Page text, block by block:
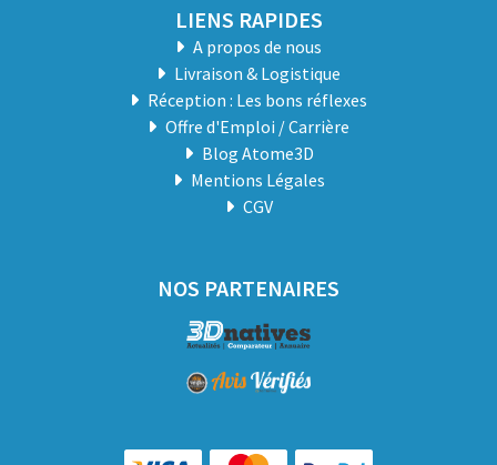
LIENS RAPIDES
A propos de nous
Livraison & Logistique
Réception : Les bons réflexes
Offre d'Emploi / Carrière
Blog Atome3D
Mentions Légales
CGV
NOS PARTENAIRES